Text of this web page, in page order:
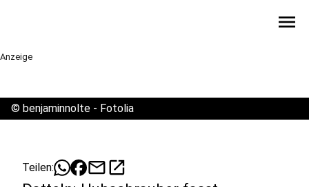
menu
Anzeige
© benjaminnolte - Fotolia
Teilen: mailopen_in_new